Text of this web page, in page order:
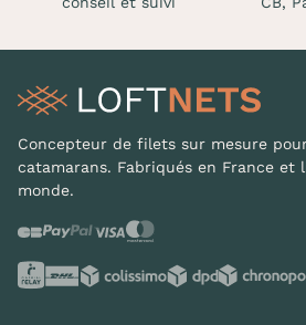
Concepteur de filets sur mesure
catamarans. Fabriqués en France et
monde.